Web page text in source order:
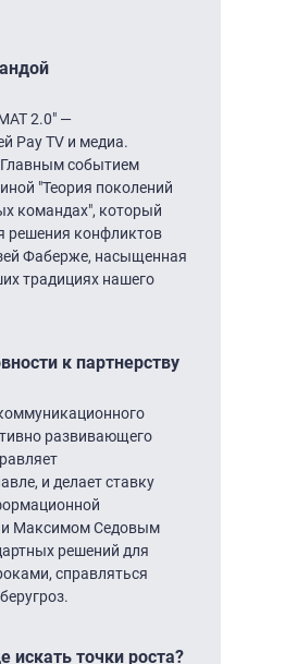
2.0″ —
Pay TV и медиа.
Главным событием
"Теория поколений
командах", который
решения конфликтов
Фаберже, насыщенная
традициях нашего
к партнерству
развивающего
и делает ставку
Максимом Седовым
решений для
справляться
искать точки роста?